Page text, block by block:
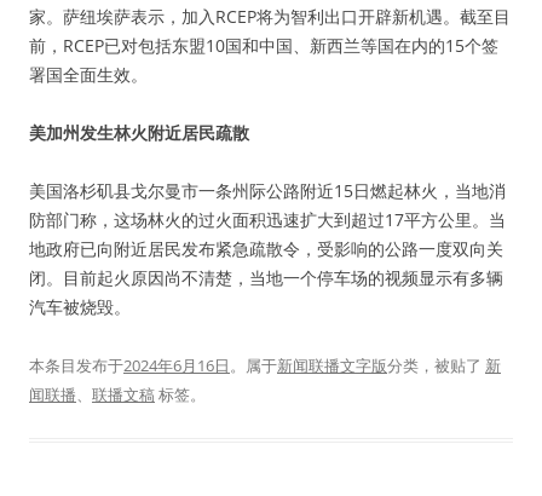
家。萨纽埃萨表示，加入RCEP将为智利出口开辟新机遇。截至目
前，RCEP已对包括东盟10国和中国、新西兰等国在内的15个签
署国全面生效。
美加州发生林火附近居民疏散
美国洛杉矶县戈尔曼市一条州际公路附近15日燃起林火，当地消
防部门称，这场林火的过火面积迅速扩大到超过17平方公里。当
地政府已向附近居民发布紧急疏散令，受影响的公路一度双向关
闭。目前起火原因尚不清楚，当地一个停车场的视频显示有多辆
汽车被烧毁。
本条目发布于2024年6月16日。属于新闻联播文字版分类，被贴了 新
闻联播、 联播文稿标签。